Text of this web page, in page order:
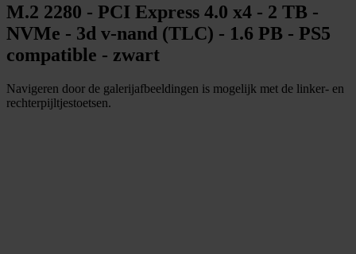
M.2 2280 - PCI Express 4.0 x4 - 2 TB -
NVMe - 3d v-nand (TLC) - 1.6 PB - PS5
compatible - zwart
Navigeren door de galerijafbeeldingen is mogelijk met de linker- en
rechterpijltjestoetsen.